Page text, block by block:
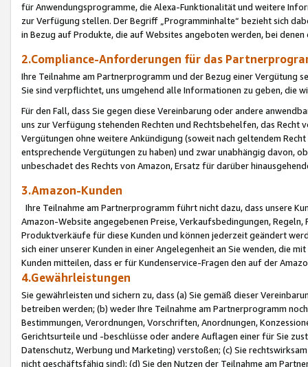
für Anwendungsprogramme, die Alexa-Funktionalität und weitere
zur Verfügung stellen. Der Begriff „Programminhalte“ bezieht sich
in Bezug auf Produkte, die auf Websites angeboten werden, bei
2.Compliance-Anforderungen für das
Ihre Teilnahme am Partnerprogramm und der Bezug einer Vergütung
Sie sind verpflichtet, uns umgehend alle Informationen zu geben, die
Für den Fall, dass Sie gegen diese Vereinbarung oder andere
uns zur Verfügung stehenden Rechten und Rechtsbehelfen, das
Vergütungen ohne weitere Ankündigung (soweit nach geltendem
entsprechende Vergütungen zu haben) und zwar unabhängig davon,
unbeschadet des Rechts von Amazon, Ersatz für darüber
3.Amazon-Kunden
Ihre Teilnahme am Partnerprogramm führt nicht dazu, dass unsere
Amazon-Website angegebenen Preise, Verkaufsbedingungen,
Produktverkäufe für diese Kunden und können jederzeit geändert
sich einer unserer Kunden in einer Angelegenheit an Sie wenden, die
Kunden mitteilen, dass er für Kundenservice-Fragen den auf der
4.Gewährleistungen
Sie gewährleisten und sichern zu, dass (a) Sie gemäß dieser
betreiben werden; (b) weder Ihre Teilnahme am Partnerprogramm
Bestimmungen, Verordnungen, Vorschriften, Anordnungen,
Gerichtsurteile und -beschlüsse oder andere Auflagen einer für Sie
Datenschutz, Werbung und Marketing) verstoßen; (c) Sie
nicht geschäftsfähig sind); (d) Sie den Nutzen der Teilnahme am